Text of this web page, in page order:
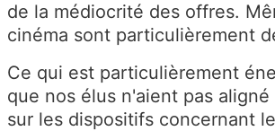
de la médiocrité des offres.
cinéma sont particulièrement
Ce qui est particulièrement
que nos élus n'aient pas aligné
sur les dispositifs concernant